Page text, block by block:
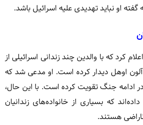
او نباید تهدیدی علیه اسرائیل باشد.
کرد که با والدین چند زندانی اسرائیلی از
آلون اوهل دیدار کرده است. او مدعی شد که
در ادامه جنگ تقویت کرده است. با این حال،
که بسیاری از خانواده‌های زندانیان
هستند.